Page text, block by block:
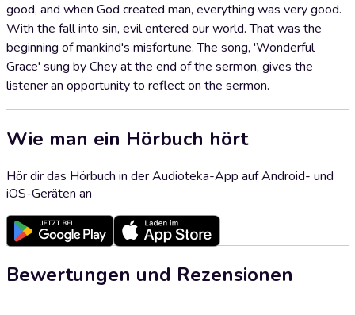
good, and when God created man, everything was very good.
With the fall into sin, evil entered our world. That was the
beginning of mankind's misfortune. The song, 'Wonderful
Grace' sung by Chey at the end of the sermon, gives the
listener an opportunity to reflect on the sermon.
Wie man ein Hörbuch hört
Hör dir das Hörbuch in der Audioteka-App auf Android- und
iOS-Geräten an
Bewertungen und Rezensionen